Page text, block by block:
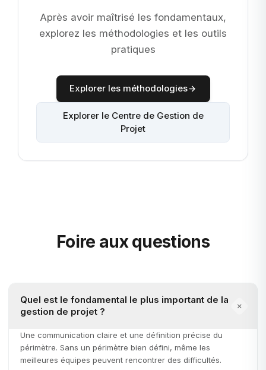
Après avoir maîtrisé les fondamentaux,
explorez les méthodologies et les outils
pratiques
Explorer les méthodologies
Explorer le Centre de Gestion de
Projet
Foire aux questions
Quel est le fondamental le plus important de la
gestion de projet ?
Une communication claire et une définition précise du
périmètre. Sans un périmètre bien défini, même les
meilleures équipes peuvent rencontrer des difficultés.